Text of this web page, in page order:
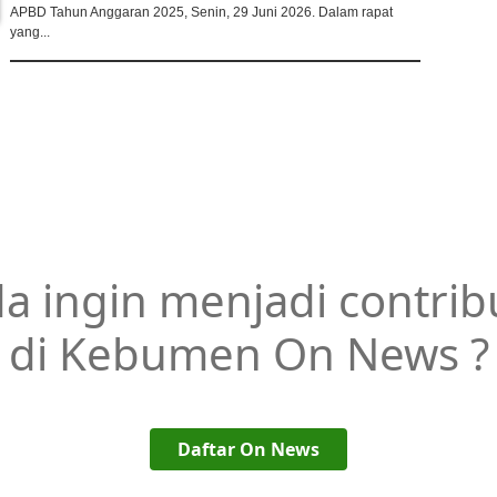
APBD Tahun Anggaran 2025, Senin, 29 Juni 2026. Dalam rapat
yang...
ingin menjadi
di Kebumen On News ?
Daftar On News